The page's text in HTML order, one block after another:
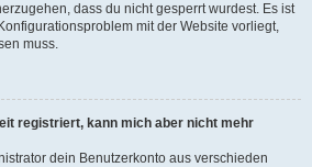
dass du nicht gesperrt wurdest. Es ist
mit der Website vorliegt,
muss.
registriert, kann mich aber nicht mehr
dein Benutzerkonto aus verschieden